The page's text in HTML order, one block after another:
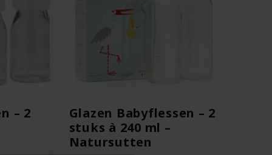
– 2
Glazen Babyflessen – 2
stuks à 240 ml –
Natursutten